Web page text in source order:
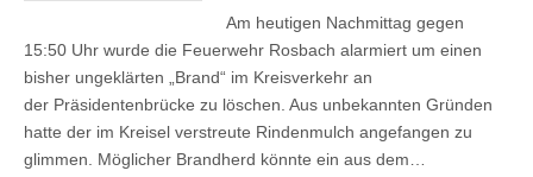
Am heutigen Nachmittag gegen
15:50 Uhr wurde die Feuerwehr Rosbach alarmiert um einen
bisher ungeklärten „Brand“ im Kreisverkehr an
der Präsidentenbrücke zu löschen. Aus unbekannten Gründen
hatte der im Kreisel verstreute Rindenmulch angefangen zu
glimmen. Möglicher Brandherd könnte ein aus dem…